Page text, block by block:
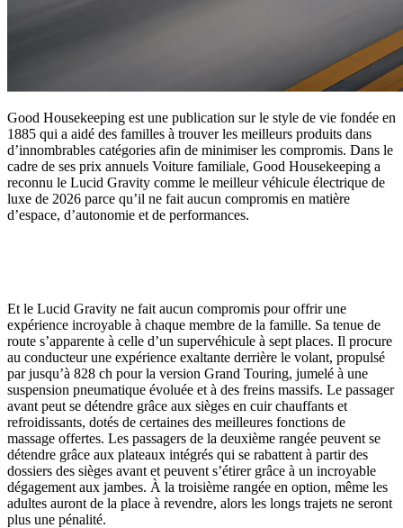
Good Housekeeping est une publication sur le style de vie fondée en
1885 qui a aidé des familles à trouver les meilleurs produits dans
d’innombrables catégories afin de minimiser les compromis. Dans le
cadre de ses prix annuels Voiture familiale, Good Housekeeping a
reconnu le Lucid Gravity comme le meilleur véhicule électrique de
luxe de 2026 parce qu’il ne fait aucun compromis en matière
d’espace, d’autonomie et de performances.
Et le Lucid Gravity ne fait aucun compromis pour offrir une
expérience incroyable à chaque membre de la famille. Sa tenue de
route s’apparente à celle d’un supervéhicule à sept places. Il procure
au conducteur une expérience exaltante derrière le volant, propulsé
par jusqu’à 828 ch pour la version Grand Touring, jumelé à une
suspension pneumatique évoluée et à des freins massifs. Le passager
avant peut se détendre grâce aux sièges en cuir chauffants et
refroidissants, dotés de certaines des meilleures fonctions de
massage offertes. Les passagers de la deuxième rangée peuvent se
détendre grâce aux plateaux intégrés qui se rabattent à partir des
dossiers des sièges avant et peuvent s’étirer grâce à un incroyable
dégagement aux jambes. À la troisième rangée en option, même les
adultes auront de la place à revendre, alors les longs trajets ne seront
plus une pénalité.